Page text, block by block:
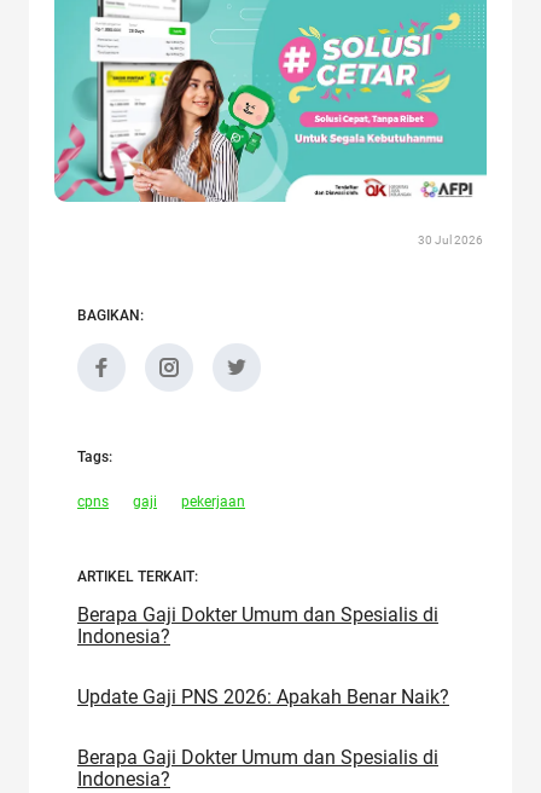
30 Jul 2026
BAGIKAN:
Tags:
cpns gaji pekerjaan
ARTIKEL TERKAIT:
Berapa Gaji Dokter Umum dan Spesialis di
Indonesia?
Update Gaji PNS 2026: Apakah Benar Naik?
Berapa Gaji Dokter Umum dan Spesialis di
Indonesia?